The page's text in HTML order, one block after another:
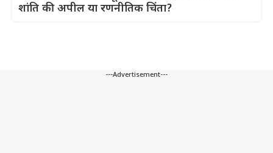
शांति की अपील या रणनीतिक चिंता?
---Advertisement---